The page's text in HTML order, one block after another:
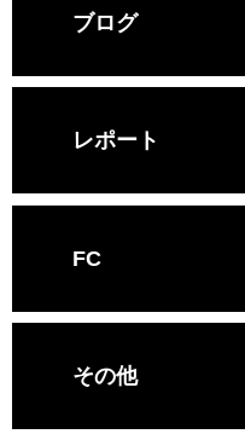
ブログ
レポート
FC
その他